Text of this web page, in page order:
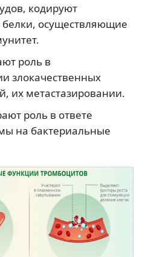
кодируют
осуществляющие
роль в
злокачественных
их метастазировании.
роль в ответе
на бактериальные